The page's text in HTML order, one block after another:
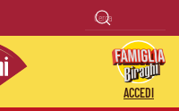
ACCEDI